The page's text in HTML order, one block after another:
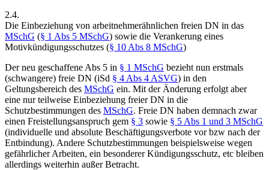
2.4.
Die Einbeziehung von arbeitnehmerähnlichen freien DN in das
MSchG (§ 1 Abs 5 MSchG) sowie die Verankerung eines
Motivkündigungsschutzes (§ 10 Abs 8 MSchG)
Der neu geschaffene Abs 5 in § 1 MSchG bezieht nun erstmals
(schwangere) freie DN (iSd § 4 Abs 4 ASVG) in den
Geltungsbereich des MSchG ein. Mit der Änderung erfolgt aber
eine nur teilweise Einbeziehung freier DN in die
Schutzbestimmungen des MSchG. Freie DN haben demnach zwar
einen Freistellungsanspruch gem § 3 sowie § 5 Abs 1 und 3 MSchG
(individuelle und absolute Beschäftigungsverbote vor bzw nach der
Entbindung). Andere Schutzbestimmungen beispielsweise wegen
gefährlicher Arbeiten, ein besonderer Kündigungsschutz, etc bleiben
allerdings weiterhin außer Betracht.